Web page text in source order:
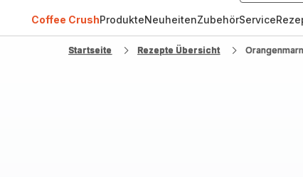
Coffee CrushProdukteNeuheitenZubehörService
Startseite Rezepte Übersicht